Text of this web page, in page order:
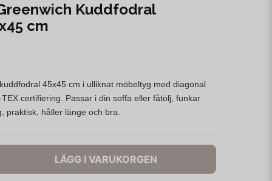
Kuddfodral
cm
45x45 cm i ulliknat möbeltyg med diagonal
certifiering. Passar i din soffa eller fåtölj, funkar
praktisk, håller länge och bra.
LÄGG I VARUKORGEN